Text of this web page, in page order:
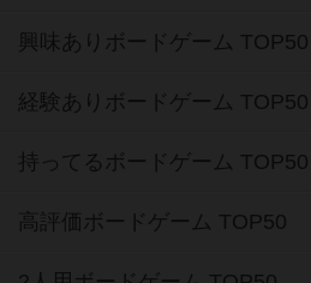
興味ありボードゲーム TOP50
経験ありボードゲーム TOP50
持ってるボードゲーム TOP50
高評価ボードゲーム TOP50